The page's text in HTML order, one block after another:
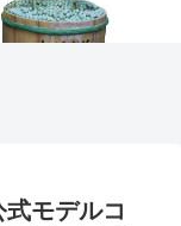
モデルコ